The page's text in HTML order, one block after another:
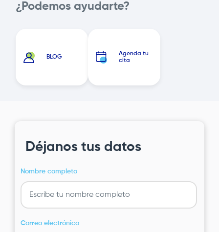
¿Podemos ayudarte?
BLOG
Agenda tu
cita
Déjanos tus datos
Nombre completo
Correo electrónico